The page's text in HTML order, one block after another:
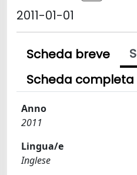
2011-01-01
Scheda breve
Scheda completa
Anno
2011
Lingua/e
Inglese